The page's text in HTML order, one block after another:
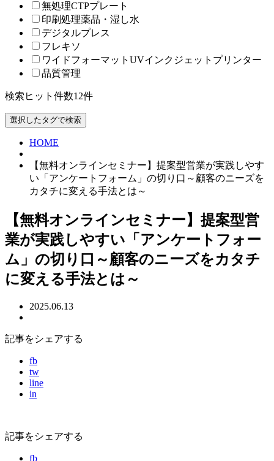
無処理CTPプレート
印刷処理薬品・湿し水
デジタルプレス
フレキソ
ワイドフォーマットUVインクジェットプリンター
品質管理
検索ヒット件数12件
HOME
【無料オンラインセミナー】提案型営業が実践しやす
い「アンケートフォーム」の切り口～顧客のニーズを
カタチに変える手法とは～
【無料オンラインセミナー】提案型営
業が実践しやすい「アンケートフォー
ム」の切り口～顧客のニーズをカタチ
に変える手法とは～
2025.06.13
記事をシェアする
fb
tw
line
in
記事をシェアする
fb